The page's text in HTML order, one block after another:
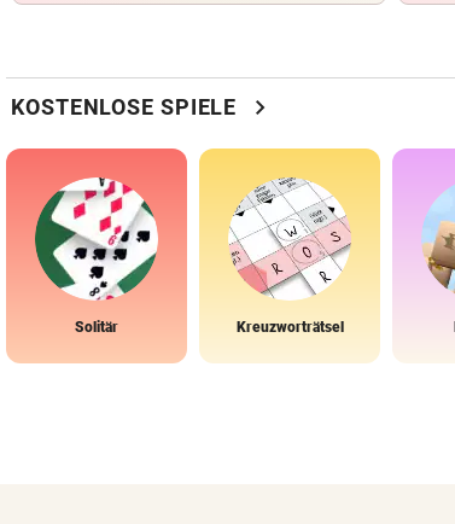
KOSTENLOSE SPIELE chevron_right
Solitär Kreuzworträtsel